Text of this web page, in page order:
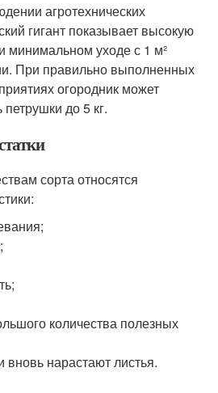
агротехнических
гигант показывает высокую
минимальном уходе с 1 м²
При правильно выполненных
огородник может
до 5 кг.
сорта относятся
количества полезных
вновь нарастают листья.